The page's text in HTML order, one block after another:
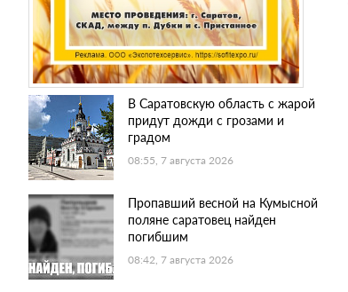
В Саратовскую область с жарой
придут дожди с грозами и
градом
08:55, 7 августа 2026
Пропавший весной на Кумысной
поляне саратовец найден
погибшим
08:42, 7 августа 2026